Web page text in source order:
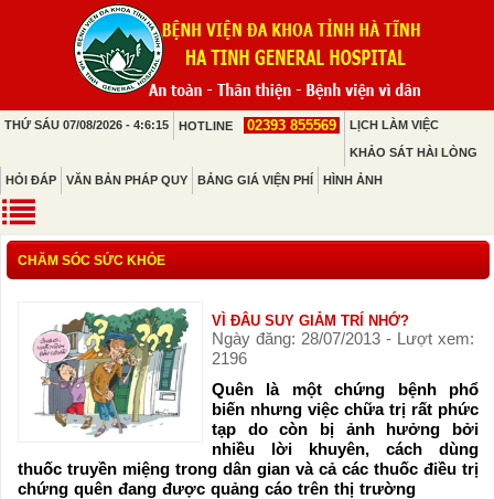
THỨ SÁU 07/08/2026 - 4:6:15 HOTLINE 02393 855569 LỊCH LÀM VIỆC
KHẢO SÁT HÀI LÒNG
HỎI ĐÁP VĂN BẢN PHÁP QUY BẢNG GIÁ VIỆN PHÍ HÌNH ẢNH
CHĂM SÓC SỨC KHỎE
VÌ ĐÂU SUY GIẢM TRÍ NHỚ?
Ngày đăng: 28/07/2013 - Lượt xem:
2196
Quên là một chứng bệnh phổ
biến nhưng việc chữa trị rất phức
tạp do còn bị ảnh hưởng bởi
nhiều lời khuyên, cách dùng
thuốc truyền miệng trong dân gian và cả các thuốc điều trị
chứng quên đang được quảng cáo trên thị trường